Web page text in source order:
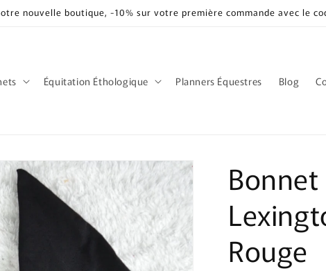
nouvelle boutique, -10% sur votre première commande avec le
Équitation Éthologique Planners Équestres Blog
Rouge